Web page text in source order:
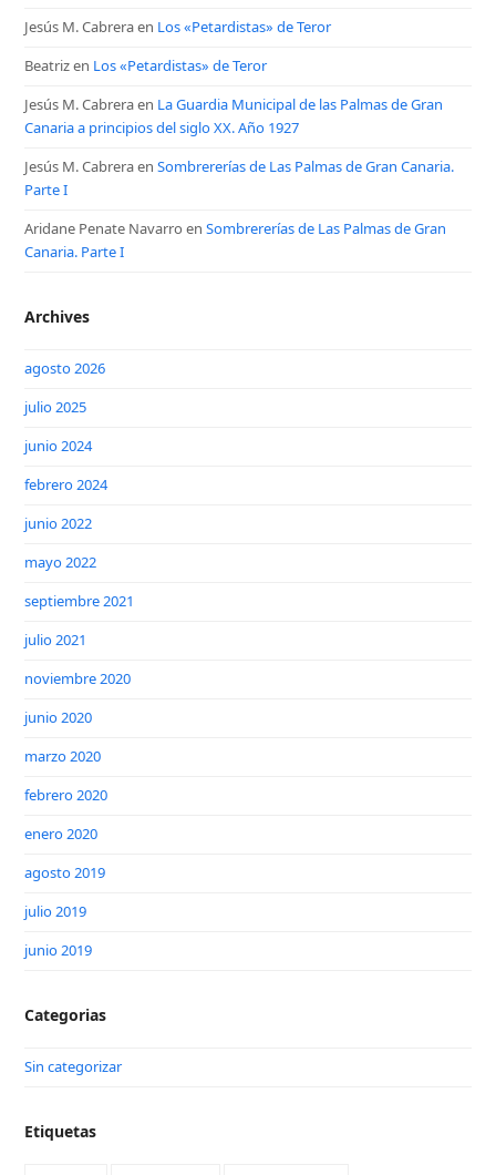
Jesús M. Cabreraen Los «Petardistas» de Teror
Beatrizen Los «Petardistas» de Teror
Jesús M. Cabreraen La Guardia Municipal de las Palmas de Gran
Canaria a principios del siglo XX. Año 1927
Jesús M. CabreraenSombrererías de Las Palmas de Gran Canaria.
Parte I
Aridane Penate Navarro enSombrererías de Las Palmas de Gran
Canaria. Parte I
Archives
agosto 2026
julio 2025
junio 2024
febrero 2024
junio 2022
mayo 2022
septiembre 2021
julio 2021
noviembre 2020
junio 2020
marzo 2020
febrero 2020
enero 2020
agosto 2019
julio 2019
junio 2019
Categorias
Sin categorizar
Etiquetas